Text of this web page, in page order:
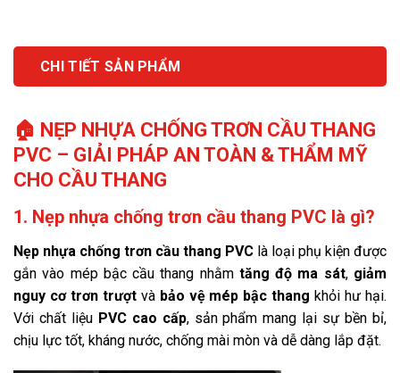
CHI TIẾT SẢN PHẨM
🏠 NẸP NHỰA CHỐNG TRƠN CẦU THANG
PVC – GIẢI PHÁP AN TOÀN & THẨM MỸ
CHO CẦU THANG
1. Nẹp nhựa chống trơn cầu thang PVC là gì?
Nẹp nhựa chống trơn cầu thang PVC là loại phụ kiện được
gắn vào mép bậc cầu thang nhằm tăng độ ma sát, giảm
nguy cơ trơn trượtvà bảo vệ mép bậc thang khỏi hư hại.
Với chất liệu PVC cao cấp, sản phẩm mang lại sự bền bỉ,
chịu lực tốt, kháng nước, chống mài mòn và dễ dàng lắp đặt.